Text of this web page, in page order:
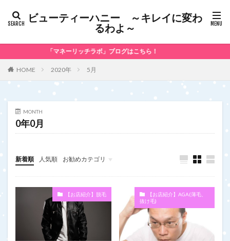
ビューティーハニー ～キレイに変わ
るわよ～
「マネーリッチラボ」ブログはこちら！
HOME 2020年 5月
MONTH
0年0月
新着順 人気順 お勧めカテゴリ
未分類
【お店紹介】脱毛
【お店紹介】AGA(薄毛、
抜け毛)